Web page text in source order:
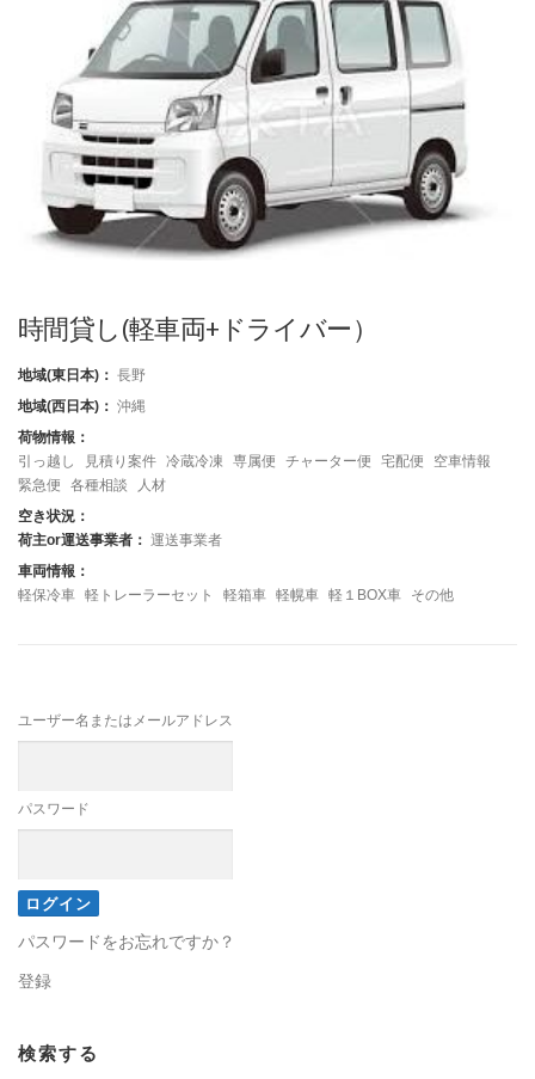
時間貸し(軽車両+ドライバー）
地域(東日本)： 長野
地域(西日本)： 沖縄
荷物情報：
引っ越し
見積り案件 冷蔵冷凍 専属便 チャーター便 宅配便
空車情報
緊急便
各種相談
人材
空き状況：
荷主or運送事業者： 運送事業者
車両情報：
軽保冷車 軽トレーラーセット 軽箱車 軽幌車 軽１BOX車 その他
ユーザー名またはメールアドレス
パスワード
パスワードをお忘れですか？
登録
検索する